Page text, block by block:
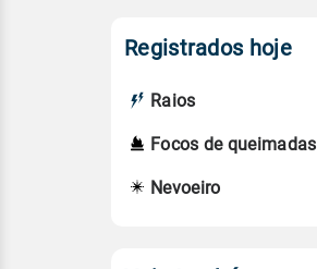
Registrados hoje
Raios
Focos de queimadas
Nevoeiro